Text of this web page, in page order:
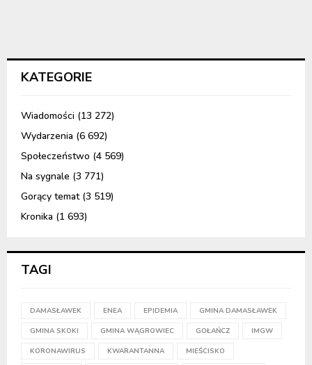
KATEGORIE
Wiadomości (13 272)
Wydarzenia (6 692)
Społeczeństwo (4 569)
Na sygnale (3 771)
Gorący temat(3 519)
Kronika (1 693)
TAGI
DAMASŁAWEK ENEA EPIDEMIA GMINA DAMASŁAWEK
GMINA SKOKI GMINA WĄGROWIEC GOŁAŃCZ IMGW
KORONAWIRUS KWARANTANNA MIEŚCISKO